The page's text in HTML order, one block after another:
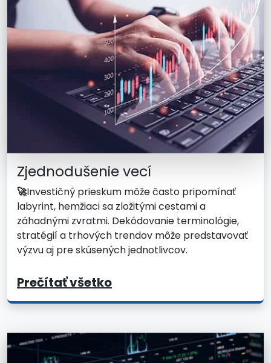
Zjednodušenie vecí
🚀Investičný prieskum môže často pripomínať
labyrint, hemžiaci sa zložitými cestami a
záhadnými zvratmi. Dekódovanie terminológie,
stratégií a trhových trendov môže predstavovať
výzvu aj pre skúsených jednotlivcov.
Prečítať všetko